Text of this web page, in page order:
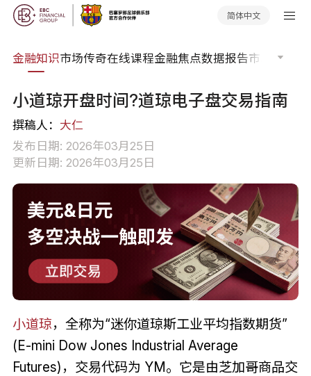
简体中文
金融知识市场传奇在线课程金融焦点数据报告市场分析
小道琼开盘时间?道琼电子盘交易指南
撰稿人： 大仁
发布日期: 2026年03月25日
更新日期: 2026年03月25日
小道琼，全称为“迷你道琼斯工业平均指数期货”
(E-mini Dow Jones Industrial Average
Futures)，交易代码为 YM。它是由芝加哥商品交